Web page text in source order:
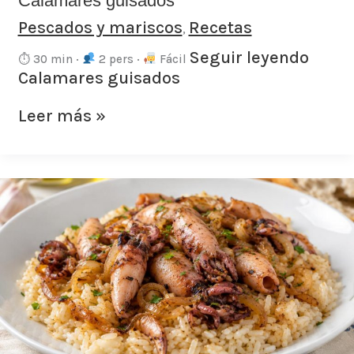
Pescados y mariscos, Recetas
⏱ 30 min · 2 pers · Fácil Seguir leyendo
Calamares guisados
Leer más »
Arroz
con
chipirones